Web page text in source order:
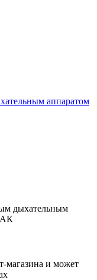
дыхательным
магазина и может